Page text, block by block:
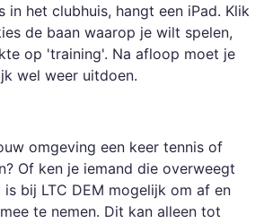
in het clubhuis, hangt een iPad. Klik
de baan waarop je wilt spelen,
op 'training'. Na afloop moet je
wel weer uitdoen.
omgeving een keer tennis of
Of ken je iemand die overweegt
bij LTC DEM mogelijk om af en
te nemen. Dit kan alleen tot